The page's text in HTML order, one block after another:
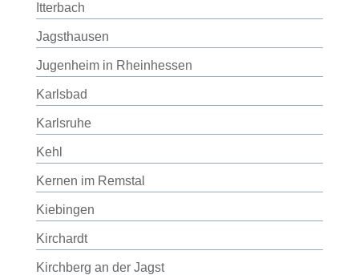
Itterbach
Jagsthausen
Jugenheim in Rheinhessen
Karlsbad
Karlsruhe
Kehl
Kernen im Remstal
Kiebingen
Kirchardt
Kirchberg an der Jagst